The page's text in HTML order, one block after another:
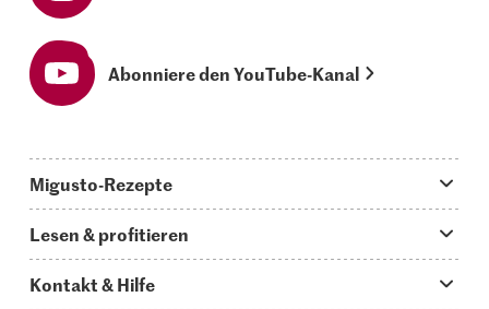
Abonniere den YouTube-Kanal
Migusto-Rezepte
Was koche ich heute?
Lesen & profitieren
Kontakt & Hilfe